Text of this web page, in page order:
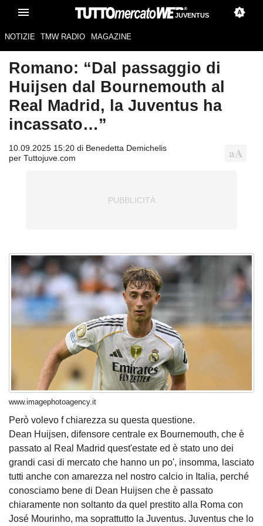
JUVENTUS
NOTIZIE TMW RADIO MAGAZINE
Romano: “Dal passaggio di
Huijsen dal Bournemouth al
Real Madrid, la Juventus ha
incassato…”
10.09.2025 15:20 di Benedetta Demichelis
per Tuttojuve.com
www.imagephotoagency.it
Però volevo f chiarezza su questa questione.
Dean Huijsen, difensore centrale ex Bournemouth, che è
passato al Real Madrid quest'estate ed è stato uno dei
grandi casi di mercato che hanno un po', insomma, lasciato
tutti anche con amarezza nel nostro calcio in Italia, perché
conosciamo bene di Dean Huijsen che è passato
chiaramente non soltanto da quel prestito alla Roma con
José Mourinho, ma soprattutto la Juventus. Juventus che lo